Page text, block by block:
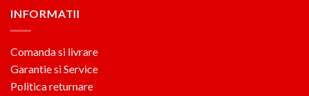
INFORMATII
Comanda si livrare
Garantie si Service
Politica returnare